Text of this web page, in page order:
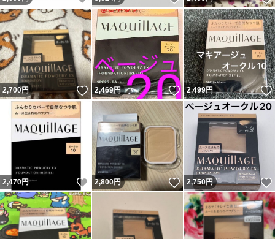
2,700円 いいね！
2,469円 いいね！
2,499円
2,470円 いいね！
2,800円 いいね！
2,750円